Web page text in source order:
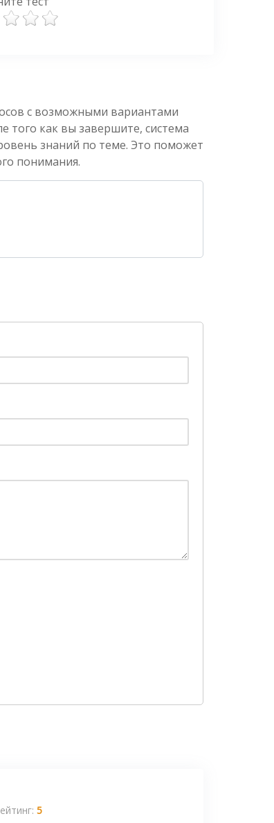
с возможными вариантами
того как вы завершите, система
знаний по теме. Это поможет
понимания.
5